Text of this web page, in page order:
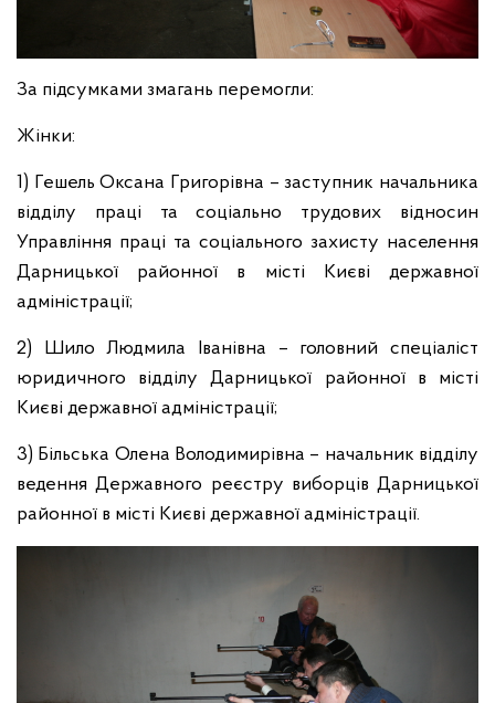
За підсумками змагань перемогли:
Жінки:
1) Гешель Оксана Григорівна – заступник начальника
відділу праці та соціально трудових відносин
Управління праці та соціального захисту населення
Дарницької районної в місті Києві державної
адміністрації;
2) Шило Людмила Іванівна – головний спеціаліст
юридичного відділу Дарницької районної в місті
Києві державної адміністрації;
3) Більська Олена Володимирівна – начальник відділу
ведення Державного реєстру виборців Дарницької
районної в місті Києві державної адміністрації.